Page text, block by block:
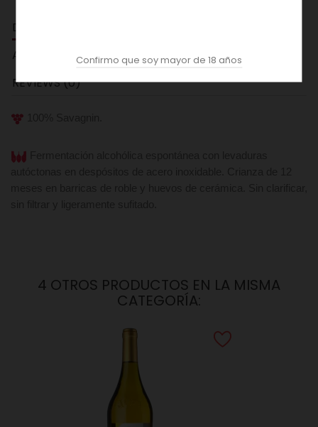
DESCRIPCION
ACOPAS AI
REVIEWS (0)
4 OTROS PRODUCTOS EN LA MISMA
CATEGORÍA:
Confirmo que soy mayor de 18 años